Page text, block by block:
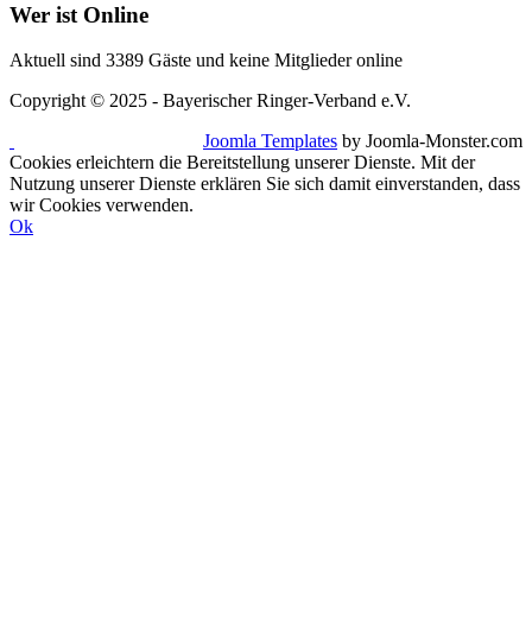
Wer ist Online
Aktuell sind 3389 Gäste und keine Mitglieder online
Copyright © 2025 - Bayerischer Ringer-Verband e.V.
Joomla Templates by Joomla-Monster.com
Cookies erleichtern die Bereitstellung unserer Dienste. Mit der
Nutzung unserer Dienste erklären Sie sich damit einverstanden, dass
wir Cookies verwenden.
Ok